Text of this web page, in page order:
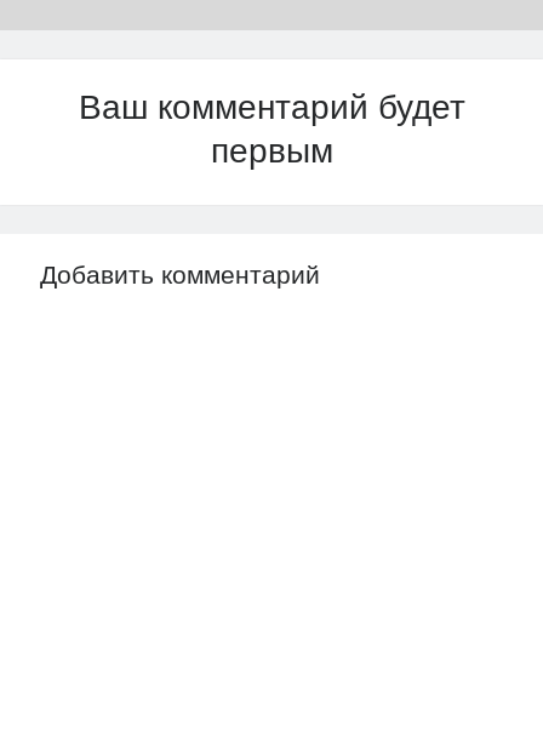
Ваш комментарий будет
первым
Добавить комментарий